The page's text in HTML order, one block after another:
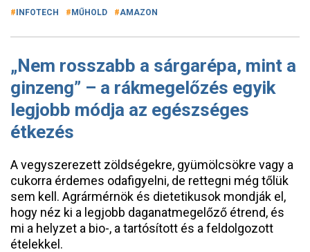
INFOTECH MŰHOLD AMAZON
„Nem rosszabb a sárgarépa, mint a
ginzeng” – a rákmegelőzés egyik
legjobb módja az egészséges
étkezés
A vegyszerezett zöldségekre, gyümölcsökre vagy a
cukorra érdemes odafigyelni, de rettegni még tőlük
sem kell. Agrármérnök és dietetikusok mondják el,
hogy néz ki a legjobb daganatmegelőző étrend, és
mi a helyzet a bio-, a tartósított és a feldolgozott
ételekkel.